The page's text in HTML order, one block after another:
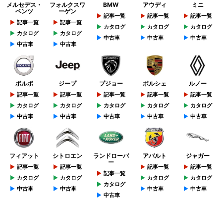
メルセデス・
ベンツ
記事一覧
カタログ
中古車
フォルクスワ
ーゲン
記事一覧
カタログ
中古車
BMW
記事一覧
カタログ
中古車
アウディ
記事一覧
カタログ
中古車
ミニ
記事一覧
カタログ
中古車
ボルボ
記事一覧
カタログ
中古車
ジープ
記事一覧
カタログ
中古車
プジョー
記事一覧
カタログ
中古車
ポルシェ
記事一覧
カタログ
中古車
ルノー
記事一覧
カタログ
中古車
フィアット
記事一覧
カタログ
中古車
シトロエン
記事一覧
カタログ
中古車
ランドローバ
ー
記事一覧
カタログ
中古車
アバルト
記事一覧
カタログ
中古車
ジャガー
記事一覧
カタログ
中古車